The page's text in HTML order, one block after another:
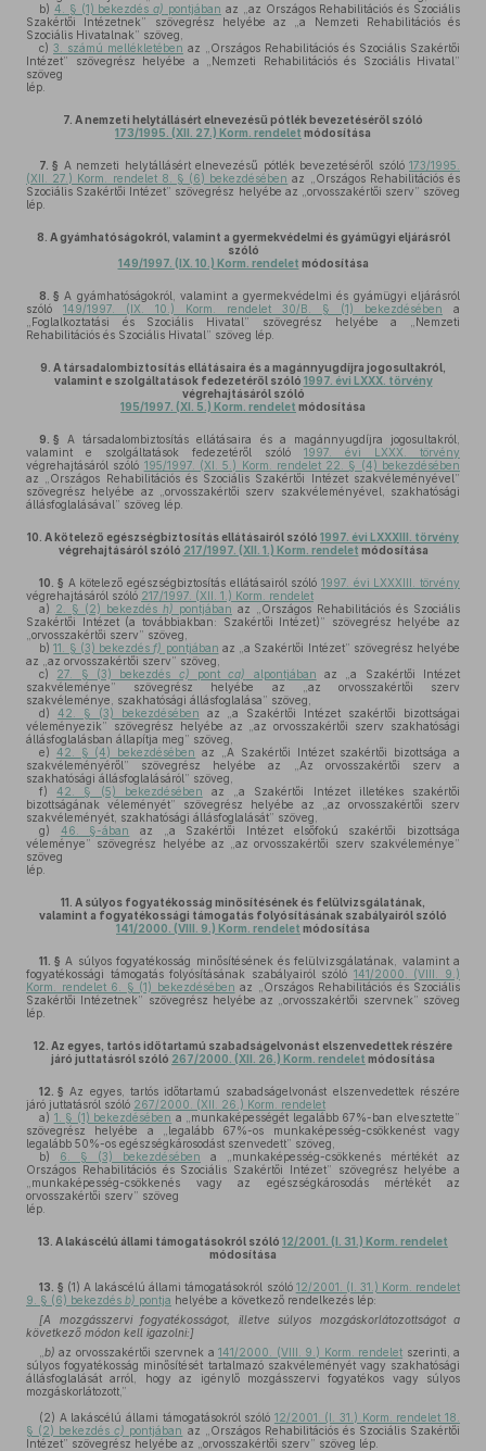
b) 4. § (1) bekezdésa) pontjában az „az Országos Rehabilitációs és Szociális
Szakértői Intézetnek” szövegrész helyébe az „a Nemzeti Rehabilitációs és
Szociális Hivatalnak” szöveg,
c) 3. számú mellékletében az „Országos Rehabilitációs és Szociális Szakértői
Intézet” szövegrész helyébe a „Nemzeti Rehabilitációs és Szociális Hivatal”
szöveg
lép.
7. A nemzeti helytállásért elnevezésű pótlék bevezetéséről szóló
173/1995. (XII. 27.) Korm. rendelet módosítása
7. § A nemzeti helytállásért elnevezésű pótlék bevezetéséről szóló 173/1995.
(XII. 27.) Korm. rendelet 8. § (6) bekezdésében az „Országos Rehabilitációs és
Szociális Szakértői Intézet” szövegrész helyébe az „orvosszakértői szerv” szöveg
lép.
8. A gyámhatóságokról, valamint a gyermekvédelmi és gyámügyi eljárásról
szóló
149/1997. (IX. 10.) Korm. rendelet módosítása
8. § A gyámhatóságokról, valamint a gyermekvédelmi és gyámügyi eljárásról
szóló 149/1997. (IX. 10.) Korm. rendelet 30/B. § (1) bekezdésében a
„Foglalkoztatási és Szociális Hivatal” szövegrész helyébe a „Nemzeti
Rehabilitációs és Szociális Hivatal” szöveg lép.
9. A társadalombiztosítás ellátásaira és a magánnyugdíjra jogosultakról,
valamint e szolgáltatások fedezetéről szóló 1997. évi LXXX. törvény
végrehajtásáról szóló
195/1997. (XI. 5.) Korm. rendelet módosítása
9. § A társadalombiztosítás ellátásaira és a magánnyugdíjra jogosultakról,
valamint e szolgáltatások fedezetéről szóló 1997. évi LXXX. törvény
végrehajtásáról szóló 195/1997. (XI. 5.) Korm. rendelet 22. § (4) bekezdésében
az „Országos Rehabilitációs és Szociális Szakértői Intézet szakvéleményével”
szövegrész helyébe az „orvosszakértői szerv szakvéleményével, szakhatósági
állásfoglalásával” szöveg lép.
10. A kötelező egészségbiztosítás ellátásairól szóló 1997. évi LXXXIII. törvény
végrehajtásáról szóló 217/1997. (XII. 1.) Korm. rendelet módosítása
10. § A kötelező egészségbiztosítás ellátásairól szóló 1997. évi LXXXIII. törvény
végrehajtásáról szóló 217/1997. (XII. 1.) Korm. rendelet
a) 2. § (2) bekezdés h) pontjában az „Országos Rehabilitációs és Szociális
Szakértői Intézet (a továbbiakban: Szakértői Intézet)” szövegrész helyébe az
„orvosszakértői szerv” szöveg,
b) 11. § (3) bekezdésf) pontjában az „a Szakértői Intézet” szövegrész helyébe
az „az orvosszakértői szerv” szöveg,
c)
27. § (3) bekezdés c) pontca) alpontjában az „a Szakértői Intézet
szakvéleménye” szövegrész helyébe az „az orvosszakértői szerv
szakvéleménye, szakhatósági állásfoglalása” szöveg,
d)
42. § (3) bekezdésében az „a Szakértői Intézet szakértői bizottságai
véleményezik” szövegrész helyébe az „az orvosszakértői szerv szakhatósági
állásfoglalásban állapítja meg” szöveg,
e) 42. § (4) bekezdésében az „A Szakértői Intézet szakértői bizottsága a
szakvéleményéről” szövegrész helyébe az „Az orvosszakértői szerv a
szakhatósági állásfoglalásáról” szöveg,
f)
42. § (5) bekezdésében az „a Szakértői Intézet illetékes szakértői
bizottságának véleményét” szövegrész helyébe az „az orvosszakértői szerv
szakvéleményét, szakhatósági állásfoglalását” szöveg,
g)
46. §-ában
az „a Szakértői Intézet elsőfokú szakértői bizottsága
véleménye” szövegrész helyébe az „az orvosszakértői szerv szakvéleménye”
szöveg
lép.
11. A súlyos fogyatékosság minősítésének és felülvizsgálatának,
valamint a fogyatékossági támogatás folyósításának szabályairól szóló
141/2000. (VIII. 9.) Korm. rendelet módosítása
11. § A súlyos fogyatékosság minősítésének és felülvizsgálatának, valamint a
fogyatékossági támogatás folyósításának szabályairól szóló 141/2000. (VIII. 9.)
Korm. rendelet 6. § (1) bekezdésében az „Országos Rehabilitációs és Szociális
Szakértői Intézetnek” szövegrész helyébe az „orvosszakértői szervnek” szöveg
lép.
12. Az egyes, tartós időtartamú szabadságelvonást elszenvedettek részére
járó juttatásról szóló 267/2000. (XII. 26.) Korm. rendelet módosítása
12. § Az egyes, tartós időtartamú szabadságelvonást elszenvedettek részére
járó juttatásról szóló 267/2000. (XII. 26.) Korm. rendelet
a) 1. § (1) bekezdésében a „munkaképességét legalább 67%-ban elvesztette”
szövegrész helyébe a „legalább 67%-os munkaképesség-csökkenést vagy
legalább 50%-os egészségkárosodást szenvedett” szöveg,
b)
6. § (3) bekezdésében a „munkaképesség-csökkenés mértékét az
Országos Rehabilitációs és Szociális Szakértői Intézet” szövegrész helyébe a
„munkaképesség-csökkenés vagy az egészségkárosodás mértékét az
orvosszakértői szerv” szöveg
lép.
13. A lakáscélú állami támogatásokról szóló 12/2001. (I. 31.) Korm. rendelet
módosítása
13. § (1) A lakáscélú állami támogatásokról szóló 12/2001. (I. 31.) Korm. rendelet
9. § (6) bekezdés b) pontja helyébe a következő rendelkezés lép:
[A mozgásszervi fogyatékosságot, illetve súlyos mozgáskorlátozottságot a
következő módon kell igazolni:]
b) az orvosszakértői szervnek a141/2000. (VIII. 9.) Korm. rendelet szerinti, a
súlyos fogyatékosság minősítését tartalmazó szakvéleményét vagy szakhatósági
állásfoglalását arról, hogy az igénylő mozgásszervi fogyatékos vagy súlyos
mozgáskorlátozott,”
(2) A lakáscélú állami támogatásokról szóló 12/2001. (I. 31.) Korm. rendelet 18.
§ (2) bekezdésc) pontjában az „Országos Rehabilitációs és Szociális Szakértői
Intézet” szövegrész helyébe az „orvosszakértői szerv” szöveg lép.